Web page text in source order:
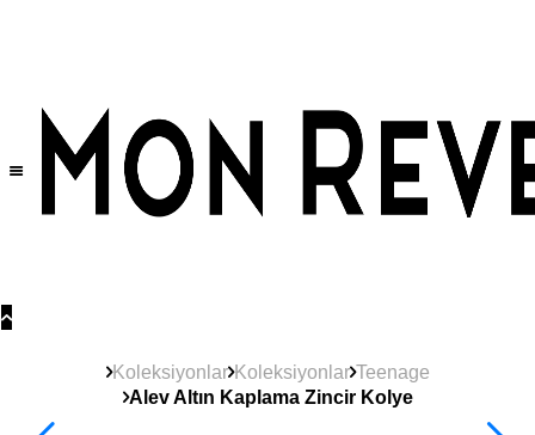
Koleksiyonlar Koleksiyonlar Teenage
Alev Altın Kaplama Zincir Kolye